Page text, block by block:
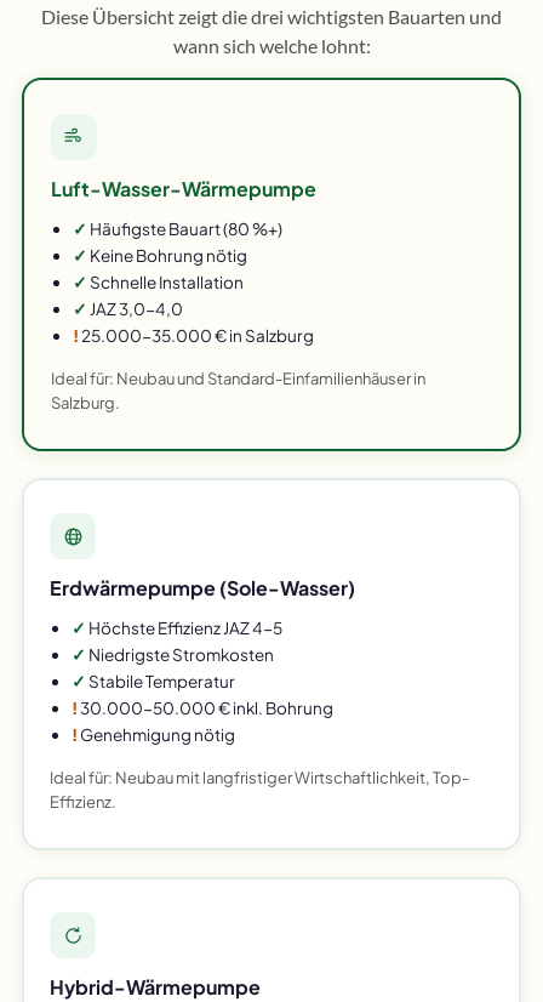
Diese Übersicht zeigt die drei wichtigsten Bauarten und
wann sich welche lohnt:
Luft-Wasser-Wärmepumpe
✓ Häufigste Bauart (80 %+)
✓ Keine Bohrung nötig
✓ Schnelle Installation
✓ JAZ 3,0-4,0
!25.000-35.000 € in Salzburg
Ideal für: Neubau und Standard-Einfamilienhäuser in
Salzburg.
Erdwärmepumpe (Sole-Wasser)
✓ Höchste Effizienz JAZ 4-5
✓ Niedrigste Stromkosten
✓ Stabile Temperatur
! 30.000-50.000 € inkl. Bohrung
! Genehmigung nötig
Ideal für: Neubau mit langfristiger Wirtschaftlichkeit, Top-
Effizienz.
Hybrid-Wärmepumpe